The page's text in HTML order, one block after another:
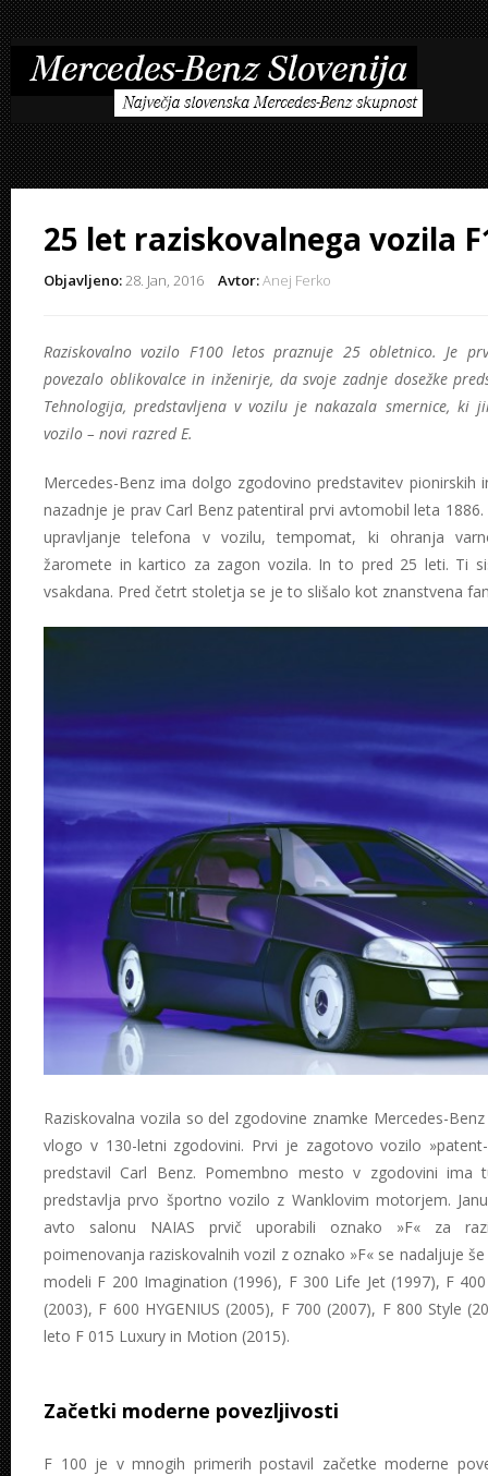
25 let raziskovalnega vozila
Objavljeno:28. Jan, 2016 Avtor:Anej Ferko
Raziskovalno vozilo F100 letos praznuje 25 obletnico. Je
povezalo oblikovalce in inženirje, da svoje zadnje dosežke
Tehnologija, predstavljena v vozilu je nakazala smernice, ki
vozilo – novi razred E.
Mercedes-Benz ima dolgo zgodovino predstavitev pionirskih
nazadnje je prav Carl Benz patentiral prvi avtomobil leta
upravljanje telefona v vozilu, tempomat, ki ohranja
žaromete in kartico za zagon vozila. In to pred 25 leti. Ti
vsakdana. Pred četrt stoletja se je to slišalo kot znanstvena
Raziskovalna vozila so del zgodovine znamke Mercedes-
vlogo v 130-letni zgodovini. Prvi je zagotovo vozilo
predstavil Carl Benz. Pomembno mesto v zgodovini
predstavlja prvo športno vozilo z Wanklovim motorjem.
avto salonu NAIAS prvič uporabili oznako »F« za
poimenovanja raziskovalnih vozil z oznako »F« se nadaljuje
modeli F 200 Imagination (1996), F 300 Life Jet (1997), F
(2003), F 600 HYGENIUS (2005), F 700 (2007), F 800 Style
leto F 015 Luxury in Motion (2015).
Začetki moderne povezljivosti
F 100 je v mnogih primerih postavil začetke moderne